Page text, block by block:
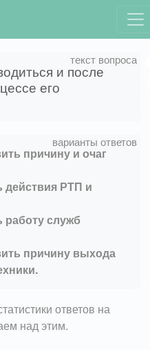
и после
его
причину и очаг
действия РТП и
служб
причину выхода
ответов на
над этим.